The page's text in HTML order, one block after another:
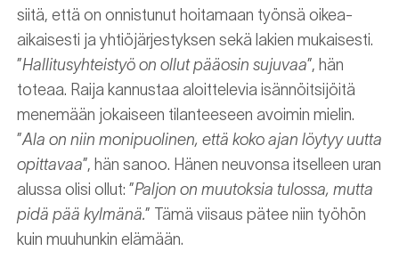
siitä, että on onnistunut hoitamaan työnsä oikea-
aikaisesti ja yhtiöjärjestyksen sekä lakien mukaisesti.
”Hallitusyhteistyö on ollut pääosin sujuvaa”, hän
toteaa. Raija kannustaa aloittelevia isännöitsijöitä
menemään jokaiseen tilanteeseen avoimin mielin.
”Ala on niin monipuolinen, että koko ajan löytyy uutta
opittavaa”, hän sanoo. Hänen neuvonsa itselleen uran
alussa olisi ollut: ”Paljon on muutoksia tulossa, mutta
pidä pää kylmänä.” Tämä viisaus pätee niin työhön
kuin muuhunkin elämään.